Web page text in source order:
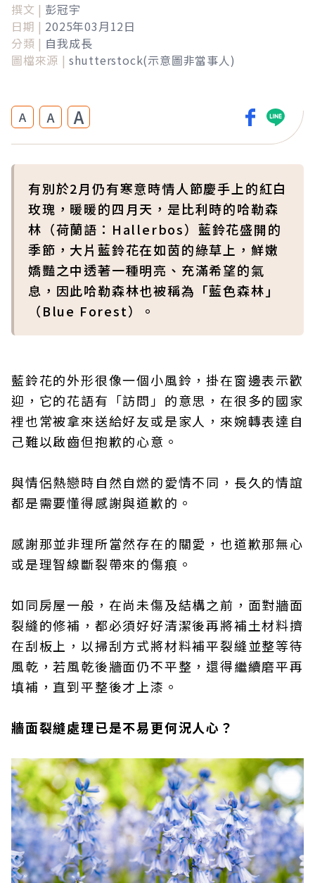
撰文 | 彭冠宇
日期 | 2025年03月12日
分類 | 自我成長
圖檔來源 | shutterstock(示意圖非當事人)
A A A
有別於2月仍有寒意時情人節慶手上的紅白
玫瑰，暖暖的四月天，是比利時的哈勒森
林（荷蘭語：Hallerbos）藍鈴花盛開的
季節，大片藍鈴花在如茵的綠草上，鮮嫩
嬌豔之中透著一種明亮、充滿希望的氣
息，因此哈勒森林也被稱為「藍色森林」
（Blue Forest）。
藍鈴花的外形很像一個小風鈴，掛在窗邊表示歡
迎，它的花語有「訪問」的意思，在很多的國家
裡也常被拿來送給好友或是家人，來婉轉表達自
己難以啟齒但抱歉的心意。
與情侶熱戀時自然自燃的愛情不同，長久的情誼
都是需要懂得感謝與道歉的。
感謝那並非理所當然存在的關愛，也道歉那無心
或是理智線斷裂帶來的傷痕。
如同房屋一般，在尚未傷及結構之前，面對牆面
裂縫的修補，都必須好好清潔後再將補土材料擠
在刮板上，以掃刮方式將材料補平裂縫並整等待
風乾，若風乾後牆面仍不平整，還得繼續磨平再
填補，直到平整後才上漆。
牆面裂縫處理已是不易更何況人心？